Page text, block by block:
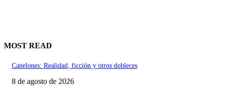
MOST READ
Canelones: Realidad, ficción y otros dobleces
8 de agosto de 2026